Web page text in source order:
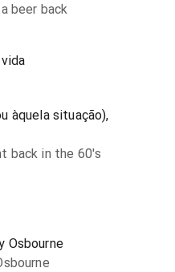
beer back
àquela situação),
back in the 60's
Osbourne